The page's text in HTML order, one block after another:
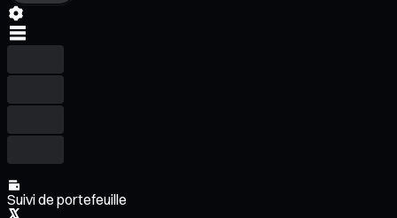
Suivi de portefeuille